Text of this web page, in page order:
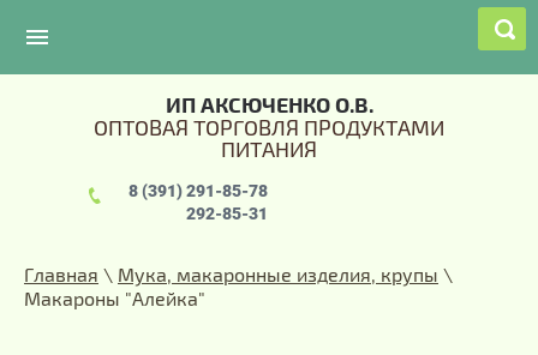
ИП АКСЮЧЕНКО О.В.
ОПТОВАЯ ТОРГОВЛЯ ПРОДУКТАМИ
ПИТАНИЯ
8 (391) 291-85-78
292-85-31
Главная \ Мука, макаронные изделия, крупы \
Макароны "Алейка"